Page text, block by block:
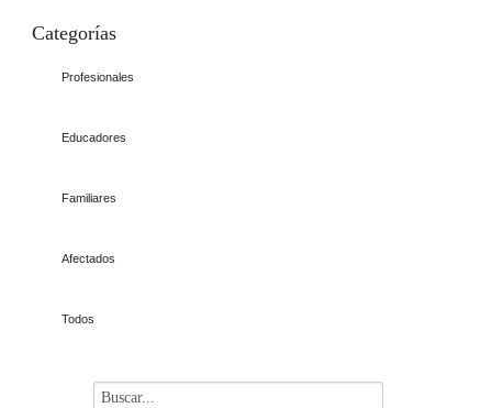
Categorías
Profesionales
Educadores
Familiares
Afectados
Todos